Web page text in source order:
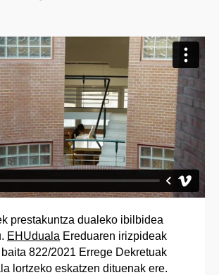
prestakuntza dualeko ibilbidea
EHUduala Ereduaren irizpideak
822/2021 Errege Dekretuak
lortzeko eskatzen dituenak ere.